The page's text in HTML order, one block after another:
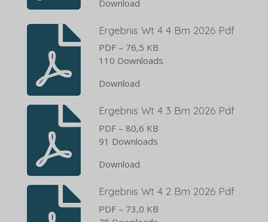
Download
Ergebnis Wt 4 4 Bm 2026 Pdf
PDF – 76,5 KB
110 Downloads
Download
Ergebnis Wt 4 3 Bm 2026 Pdf
PDF – 80,6 KB
91 Downloads
Download
Ergebnis Wt 4 2 Bm 2026 Pdf
PDF – 73,0 KB